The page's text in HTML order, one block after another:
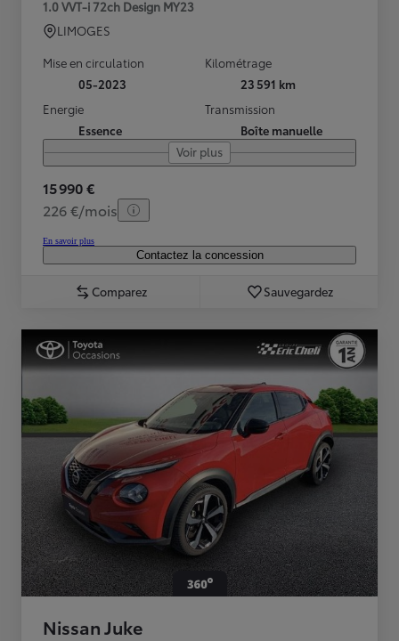
1.0 VVT-i 72ch Design MY23
LIMOGES
Mise en circulation
05-2023
Kilométrage
23 591 km
Energie
Essence
Transmission
Boîte manuelle
Voir plus
15 990 €
226 €/mois
En savoir plus
Contactez la concession
Comparez Sauvegardez
Nissan Juke